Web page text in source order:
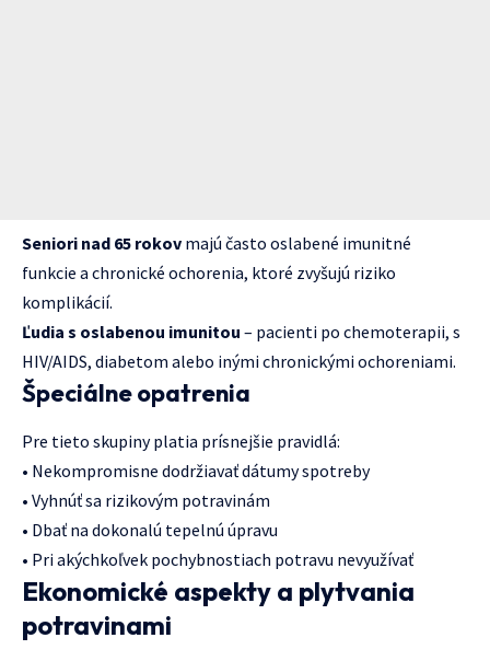
Seniori nad 65 rokov majú často oslabené imunitné
funkcie a chronické ochorenia, ktoré zvyšujú riziko
komplikácií.
Ľudia s oslabenou imunitou – pacienti po chemoterapii, s
HIV/AIDS, diabetom alebo inými chronickými ochoreniami.
Špeciálne opatrenia
Pre tieto skupiny platia prísnejšie pravidlá:
• Nekompromisne dodržiavať dátumy spotreby
• Vyhnúť sa rizikovým potravinám
• Dbať na dokonalú tepelnú úpravu
• Pri akýchkoľvek pochybnostiach potravu nevyužívať
Ekonomické aspekty a plytvania
potravinami